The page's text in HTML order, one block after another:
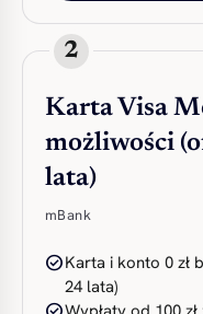
2
Karta Visa
możliwości
lata)
mBank
check_circleKarta i konto 0 zł
24 lata)